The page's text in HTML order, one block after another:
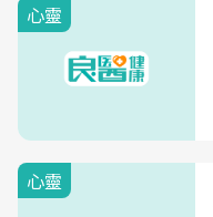
心靈
心靈